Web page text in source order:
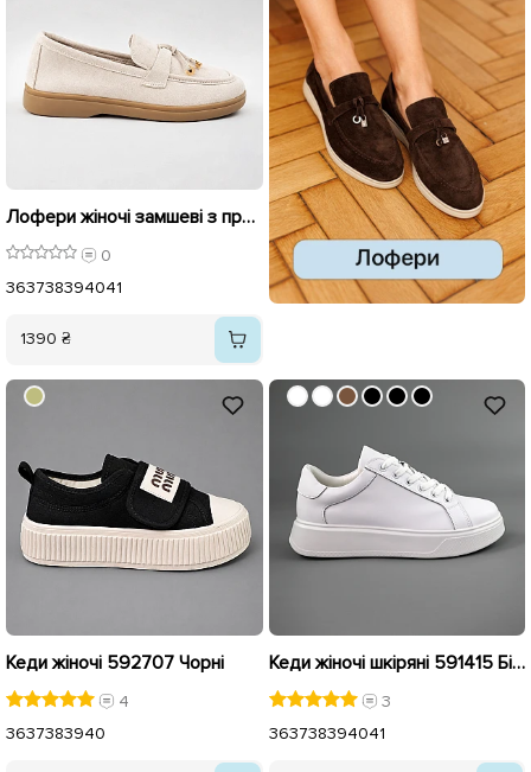
Лофери жіночі замшеві з прикрасами 595991 Бежеві
0
363738394041
1390 ₴
Кеди жіночі 592707 Чорні
4
3637383940
Кеди жіночі шкіряні 591415 Білі
3
363738394041